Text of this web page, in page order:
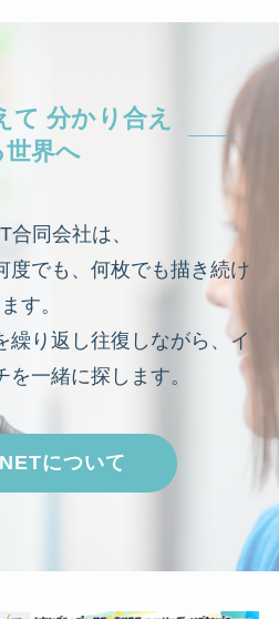
て 分かり合え
世界へ
合同会社は、
度でも、何枚でも描き続け
ます。
繰り返し往復しながら、イ
一緒に探します。
について